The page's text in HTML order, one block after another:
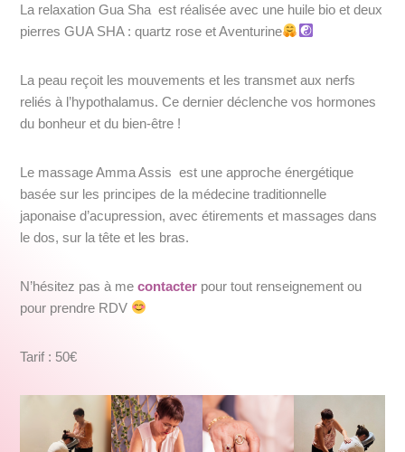
La relaxation Gua Sha est réalisée avec une huile bio et deux
pierres GUA SHA : quartz rose et Aventurine
La peau reçoit les mouvements et les transmet aux nerfs
reliés à l’hypothalamus. Ce dernier déclenche vos hormones
du bonheur et du bien-être !
Le massage Amma Assis est une approche énergétique
basée sur les principes de la médecine traditionnelle
japonaised’acupression, avec étirements et massages dans
le dos, sur la tête et les bras.
N’hésitez pas à me contacter pour tout renseignement ou
pour prendre RDV
Tarif : 50€